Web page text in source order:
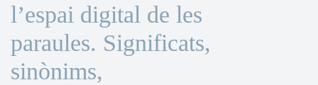
l’espai digital de les
paraules. Significats,
sinònims,